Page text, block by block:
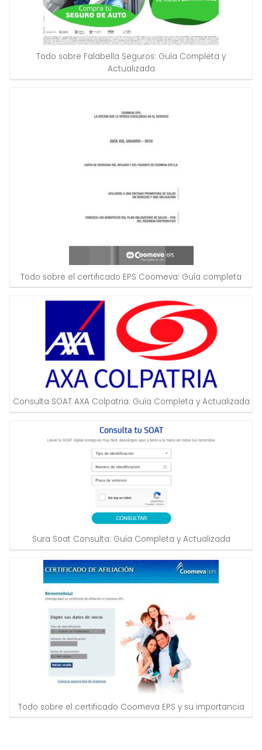
Todo sobre Falabella Seguros: Guía Completa y
Actualizada
Todo sobre el certificado EPS Coomeva: Guía completa
Consulta SOAT AXA Colpatria: Guía Completa y Actualizada
Sura Soat Consulta: Guía Completa y Actualizada
Todo sobre el certificado Coomeva EPS y su importancia